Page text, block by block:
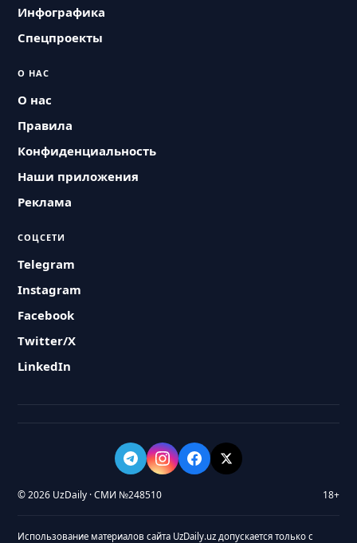
Инфографика
Спецпроекты
О НАС
О нас
Правила
Конфиденциальность
Наши приложения
Реклама
СОЦСЕТИ
Telegram
Instagram
Facebook
Twitter/X
LinkedIn
© 2026 UzDaily · СМИ №248510 18+
Использование материалов сайта UzDaily.uz допускается только с